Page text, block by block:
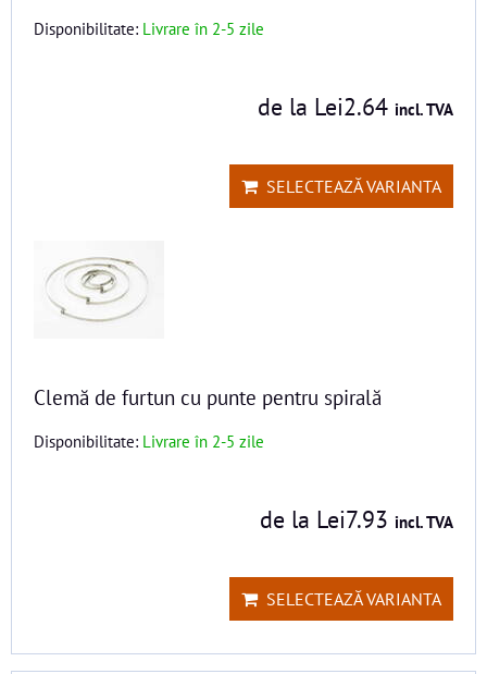
Disponibilitate: Livrare în 2-5 zile
de la Lei2.64 incl. TVA
SELECTEAZĂ VARIANTA
Clemă de furtun cu punte pentru spirală
Disponibilitate: Livrare în 2-5 zile
de la Lei7.93 incl. TVA
SELECTEAZĂ VARIANTA